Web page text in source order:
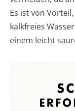
Es ist von
kalkfreies
einem leicht